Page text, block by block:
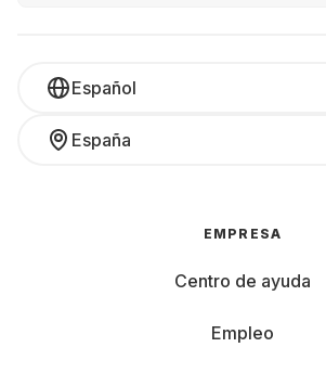
Español
España
EMPRESA
Centro de ayuda
Empleo